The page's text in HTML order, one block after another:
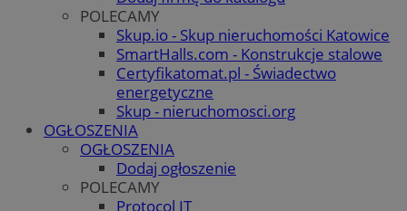
POLECAMY
Skup.io - Skup nieruchomości Katowice
SmartHalls.com - Konstrukcje stalowe
Certyfikatomat.pl - Świadectwo
energetyczne
Skup - nieruchomosci.org
OGŁOSZENIA
OGŁOSZENIA
Dodaj ogłoszenie
POLECAMY
Protocol IT